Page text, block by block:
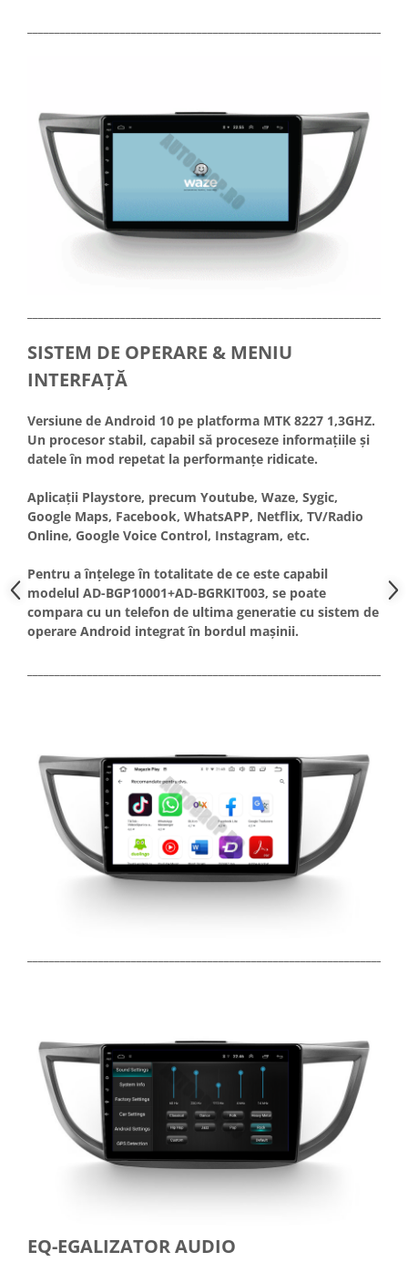
SISTEM DE OPERARE & MENIU
INTERFAȚĂ
Versiune de Android 10 pe platforma MTK 8227 1,3GHZ.
Un procesor stabil, capabil să proceseze informațiile și
datele în mod repetat la performanțe ridicate.
Aplicații Playstore, precum Youtube, Waze, Sygic,
Google Maps, Facebook, WhatsAPP, Netflix, TV/Radio
Online, Google Voice Control, Instagram, etc.
Pentru a înțelege în totalitate de ce este capabil
modelul AD-BGP10001+AD-BGRKIT003, se poate
compara cu un telefon de ultima generatie cu sistem de
operare Android integrat în bordul mașinii.
EQ-EGALIZATOR AUDIO